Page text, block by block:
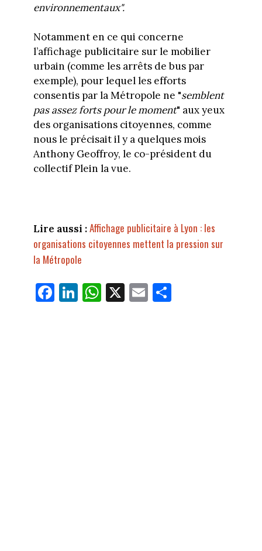
environnementaux".
Notamment en ce qui concerne
l’affichage publicitaire sur le mobilier
urbain (comme les arrêts de bus par
exemple), pour lequel les efforts
consentis par la Métropole ne "semblent
pas assez forts pour le moment" aux yeux
des organisations citoyennes, comme
nous le précisait il y a quelques mois
Anthony Geoffroy, le co-président du
collectif Plein la vue.
Lire aussi :Affichage publicitaire à Lyon : les
organisations citoyennes mettent la pression sur
la Métropole
Fa
ce
Li
nk
W
ha
X E
m
Pa